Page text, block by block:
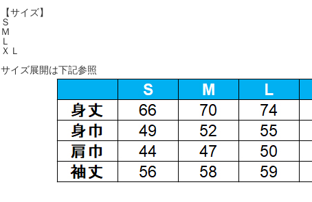
【サイズ】
Ｓ
Ｍ
Ｌ
ＸＬ
サイズ展開は下記参照